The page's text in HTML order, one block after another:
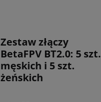
Zestaw złączy
BetaFPV BT2.0: 5 szt.
męskich i 5 szt.
żeńskich